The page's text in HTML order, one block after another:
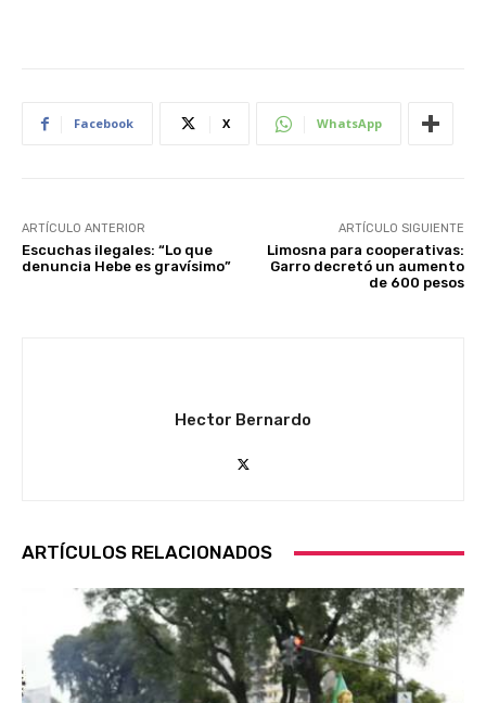
Facebook X WhatsApp
ARTÍCULO ANTERIOR
Escuchas ilegales: “Lo que
denuncia Hebe es gravísimo”
ARTÍCULO SIGUIENTE
Limosna para cooperativas:
Garro decretó un aumento
de 600 pesos
Hector Bernardo
ARTÍCULOS RELACIONADOS